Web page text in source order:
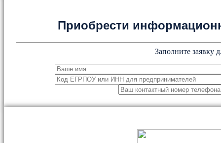
Приобрести
Заполните заявку